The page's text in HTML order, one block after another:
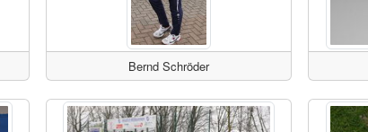
Bernd Schröder